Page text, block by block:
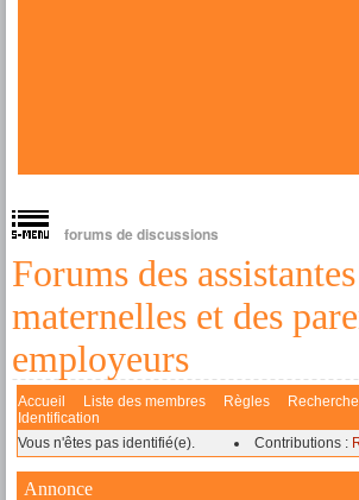
forums de discussions
Forums des assistantes
maternelles et des
employeurs
Accueil Liste des membres Règles Recherche
Identification
Vous n'êtes pas identifié(e).
Contributions :
Annonce